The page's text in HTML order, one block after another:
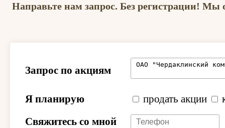
Направьте нам запрос. Без регистрации! Мы
Запрос по акциям
Я планирую продать акции
Свяжитесь со мной